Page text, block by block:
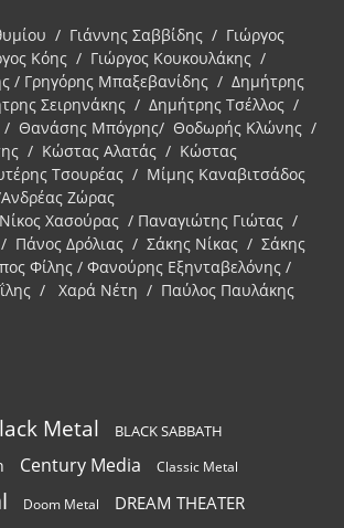
/ Γιάννης Σαββίδης / Γιώργος
Κόης / Γιώργος Κουκουλάκης /
/ Γρηγόρης Μπαξεβανίδης / Δημήτρης
Σειρηνάκης / Δημήτρης Τσέλλος /
/ Θανάσης Μπόγρης/ Θοδωρής Κλώνης /
/ Κώστας Αλατάς / Κώστας
Τσουρέας / Μίμης Καναβιτσάδος
Ζώρας
Χασούρας / Παναγιώτης Γιώτας /
Πάνος Δρόλιας / Σάκης Νίκας / Σάκης
Φίλης / Φανούρης Εξηνταβελόνης /
/ Χαρά Νέτη / Παύλος Παυλάκης
Metal BLACK SABBATH
Century Media Classic Metal
Doom Metal DREAM THEATER